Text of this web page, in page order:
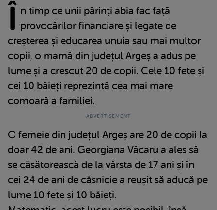
Î n timp ce unii părinți abia fac față
provocărilor financiare și legate de
creșterea și educarea unuia sau mai multor
copii, o mamă din județul Argeș a adus pe
lume și a crescut 20 de copii. Cele 10 fete și
cei 10 băieți reprezintă cea mai mare
comoară a familiei.
O femeie din județul Argeș are 20 de copii la
doar 42 de ani. Georgiana Văcaru a ales să
se căsătorească de la vârsta de 17 ani și în
cei 24 de ani de căsnicie a reușit să aducă pe
lume 10 fete și 10 băieți.